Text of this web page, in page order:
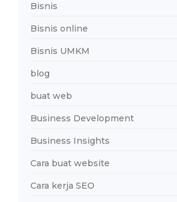
Bisnis
Bisnis online
Bisnis UMKM
blog
buat web
Business Development
Business Insights
Cara buat website
Cara kerja SEO